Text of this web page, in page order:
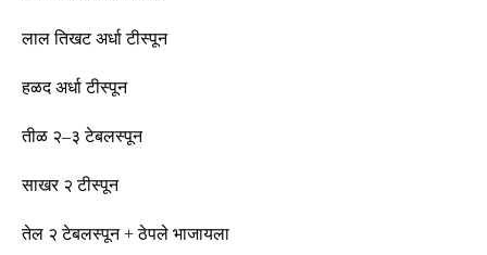
लाल तिखट अर्धाटीस्पून
हळद अर्धाटीस्पून
तीळ २–३ टेबलस्पून
साखर २ टीस्पून
तेल २ टेबलस्पून+ठेपले भाजायला